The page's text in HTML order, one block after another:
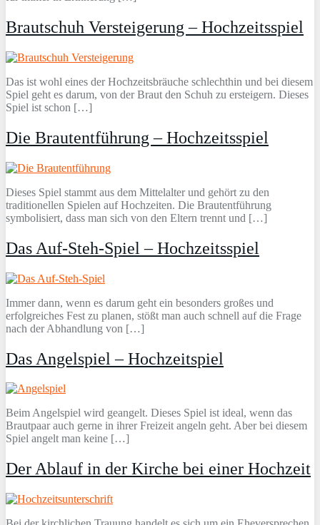
Brautschuh Versteigerung – Hochzeitsspiel
Das ist wohl eines der Hochzeitsbräuche schlechthin und bei diesem
Spiel geht es darum, von der Braut den Schuh zu ersteigern. Dieses
Spiel ist schon […]
Die Brautentführung – Hochzeitsspiel
Dieses Spiel stammt aus dem Mittelalter und gehört zu den
traditionellen Spielen auf Hochzeiten. Die Brautentführung
symbolisiert, dass man sich von den Eltern trennt und […]
Das Auf-Steh-Spiel – Hochzeitsspiel
Immer dann, wenn es darum geht ein besonders großes und
erfolgreiches Fest zu planen, stößt man auch schnell auf die Frage
nach der Abhandlung von […]
Das Angelspiel – Hochzeitspiel
Beim Angelspiel wird geangelt. Dieses Spiel ist ideal, wenn das
Brautpaar auch gerne in ihrer Freizeit angeln geht. Aber bei diesem
Spiel angelt man keine […]
Der Ablauf in der Kirche bei einer Hochzeit